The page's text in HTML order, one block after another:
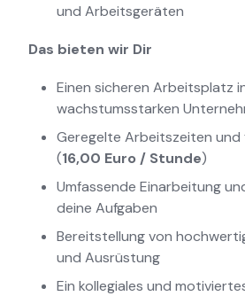
und Arbeitsgeräten
Das bieten wir Dir
Einen sicheren Arbeitsplatz
wachstumsstarken
Geregelte Arbeitszeiten und
(16,00 Euro / Stunde)
Umfassende Einarbeitung
deine Aufgaben
Bereitstellung von
und Ausrüstung
Ein kollegiales und